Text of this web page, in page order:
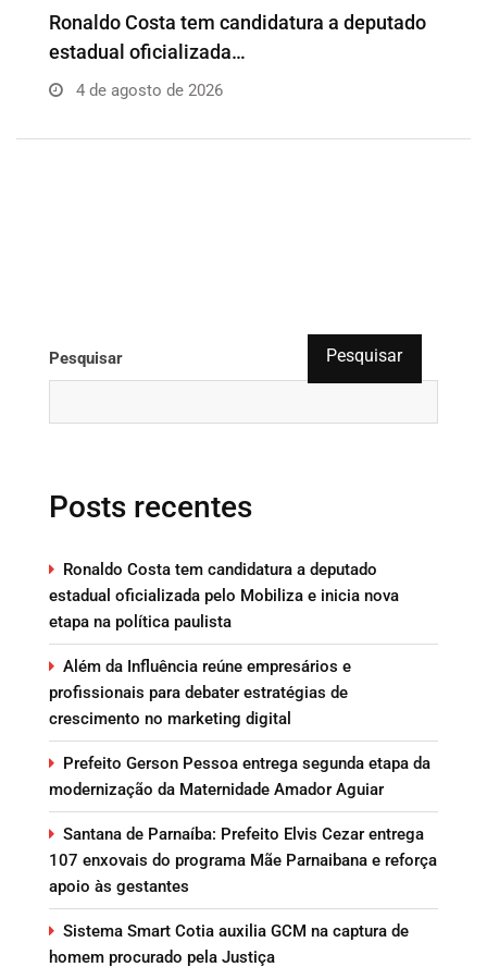
Além da Influência reúne empresários e
profissionais para…
4 de agosto de 2026
Pesquisar Pesquisar
Posts recentes
Ronaldo Costa tem candidatura a deputado
estadual oficializada pelo Mobiliza e inicia nova
etapa na política paulista
Além da Influência reúne empresários e
profissionais para debater estratégias de
crescimento no marketing digital
Prefeito Gerson Pessoa entrega segunda etapa da
modernização da Maternidade Amador Aguiar
Santana de Parnaíba: Prefeito Elvis Cezar entrega
107 enxovais do programa Mãe Parnaibana e reforça
apoio às gestantes
Sistema Smart Cotia auxilia GCM na captura de
homem procurado pela Justiça